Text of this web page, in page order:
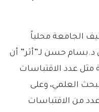
الجامعة محلياً
د.بسام حسن لـ”أثر” أن
مثل عدد الاقتباسات
العلمي، وعلى
من الاقتباسات